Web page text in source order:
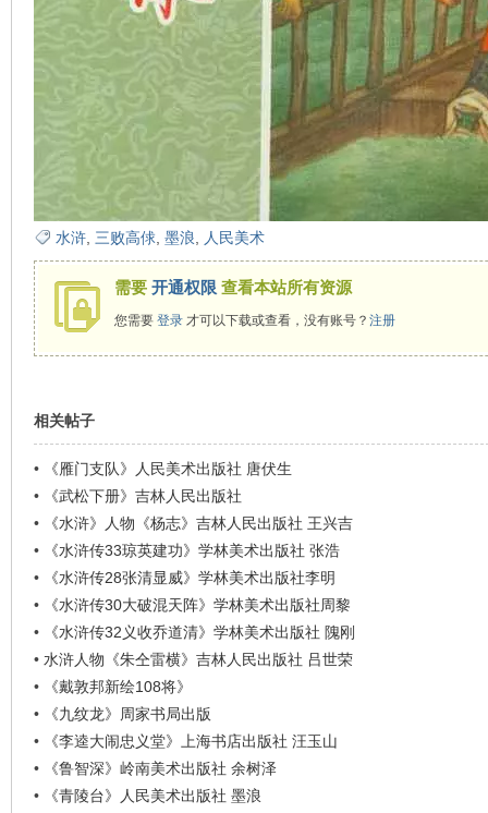
水浒, 三败高俅, 墨浪 人民美术
需要 开通权限 查看本站所有资源
您需要 登录才可以下载或查看，没有账号？ 注册
相关帖子
•
《雁门支队》人民美术出版社 唐伏生
•
《武松下册》吉林人民出版社
•
《水浒》人物《杨志》吉林人民出版社 王兴吉
•
《水浒传33琼英建功》学林美术出版社 张浩
•
《水浒传28张清显威》学林美术出版社李明
•
《水浒传30大破混天阵》学林美术出版社周黎
•
《水浒传32义收乔道清》学林美术出版社 隗刚
• 水浒人物《朱仝雷横》吉林人民出版社 吕世荣
•
《戴敦邦新绘108将》
•
《九纹龙》周家书局出版
•
《李逵大闹忠义堂》上海书店出版社 汪玉山
•
《鲁智深》岭南美术出版社 余树泽
•
《青陵台》人民美术出版社 墨浪